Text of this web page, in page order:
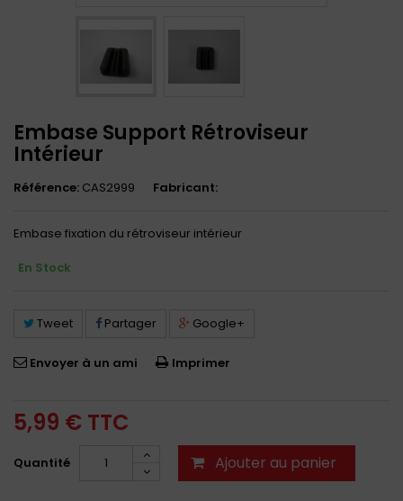
Embase Support Rétroviseur
Intérieur
Référence: CAS2999 Fabricant:
Embase fixation du rétroviseur intérieur
En Stock
Tweet Partager Google+
Envoyer à un ami Imprimer
5,99 € TTC
Quantité Ajouter au panier